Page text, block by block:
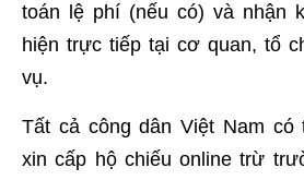
toán lệ phí (nếu có) và nhận
hiện trực tiếp tại cơ quan, tổ
vụ.
Tất cả công dân Việt Nam có
xin cấp hộ chiếu online trừ